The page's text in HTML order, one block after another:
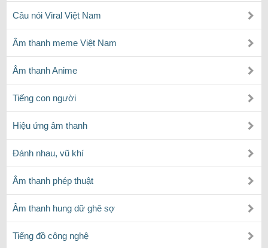
Câu nói Viral Việt Nam
Âm thanh meme Việt Nam
Âm thanh Anime
Tiếng con người
Hiệu ứng âm thanh
Đánh nhau, vũ khí
Âm thanh phép thuật
Âm thanh hung dữ ghê sợ
Tiếng đồ công nghệ